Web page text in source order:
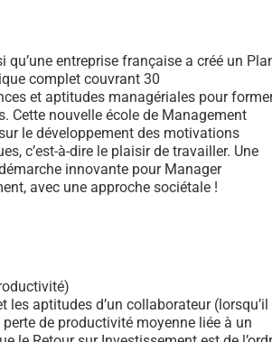
qu’une entreprise française a créé un
complet couvrant 30
et aptitudes managériales pour
Cette nouvelle école de Management
le développement des motivations
c’est-à-dire le plaisir de travailler. Une
innovante pour Manager
avec une approche sociétale !
les aptitudes d’un collaborateur (lorsqu’il
de productivité moyenne liée à un